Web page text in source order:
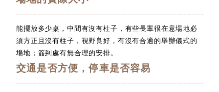
能擺放多少桌，中間有沒有柱子，有些長輩很在意場地必
須方正且沒有柱子，視野良好，有沒有合適的舉辦儀式的
場地；簽到處有無合理的安排。
交通是否方便，停車是否容易